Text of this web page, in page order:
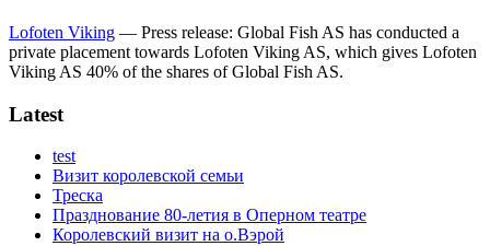
Lofoten Viking — Press release: Global Fish AS has conducted a
private placement towards Lofoten Viking AS, which gives Lofoten
Viking AS 40% of the shares of Global Fish AS.
Latest
test
Визит королевской семьи
Треска
Празднование 80-летия в Оперном театре
Королевский визит на о.Вэрой